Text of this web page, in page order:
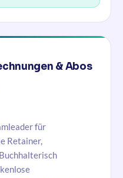
& Abos
für
Retainer,